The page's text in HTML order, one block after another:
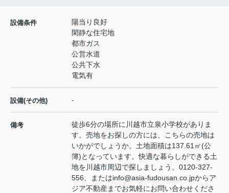
設備条件
陽当り良好
閑静な住宅地
都市ガス
公営水道
公共下水
電気有
設備(その他) -
備考
徒歩6分の場所に川越市立泉小学校がありま
す。売地をお探しの方には、こちらの売地は
いかがでしょうか。土地面積は137.61㎡(公
簿)となっています。快適な暮らしができる土
地を川越市周辺で探しましょう。0120-327-
556、またはinfo@asia-fudousan.co.jpからア
ジア不動産までお気軽にお問い合わせくださ